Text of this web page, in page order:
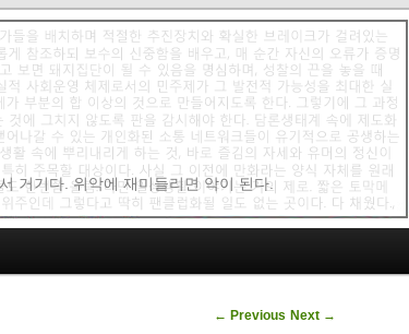
거기다. 위악에 재미들리면 악이 된다.
Post navigation
← Previous Next →